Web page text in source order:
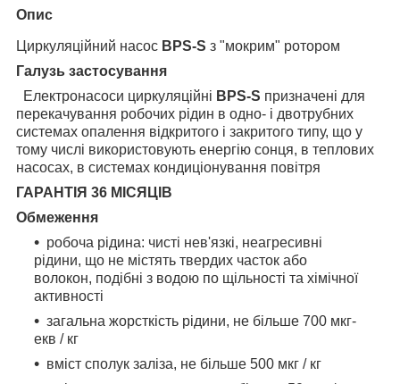
Опис
Циркуляційний насос BPS-S з "мокрим" ротором
Галузь застосування
Електронасоси циркуляційні BPS-S призначені для
перекачування робочих рідин в одно- і двотрубних
системах опалення відкритого і закритого типу, що у
тому числі використовують енергію сонця, в теплових
насосах, в системах кондиціонування повітря
ГАРАНТІЯ 36 МІСЯЦІВ
Обмеження
робоча рідина: чисті нев'язкі, неагресивні
рідини, що не містять твердих часток або
волокон, подібні з водою по щільності та хімічної
активності
загальна жорсткість рідини, не більше 700 мкг-
екв / кг
вміст сполук заліза, не більше 500 мкг / кг